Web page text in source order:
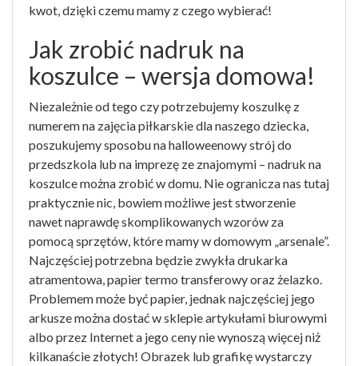
kwot, dzięki czemu mamy z czego wybierać!
Jak zrobić nadruk na
koszulce – wersja domowa!
Niezależnie od tego czy potrzebujemy koszulkę z
numerem na zajęcia piłkarskie dla naszego dziecka,
poszukujemy sposobu na halloweenowy strój do
przedszkola lub na imprezę ze znajomymi – nadruk na
koszulce można zrobić w domu. Nie ogranicza nas tutaj
praktycznie nic, bowiem możliwe jest stworzenie
nawet naprawdę skomplikowanych wzorów za
pomocą sprzętów, które mamy w domowym „arsenale”.
Najczęściej potrzebna będzie zwykła drukarka
atramentowa, papier termo transferowy oraz żelazko.
Problemem może być papier, jednak najczęściej jego
arkusze można dostać w sklepie artykułami biurowymi
albo przez Internet a jego ceny nie wynoszą więcej niż
kilkanaście złotych! Obrazek lub grafikę wystarczy